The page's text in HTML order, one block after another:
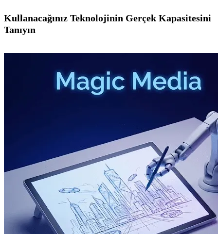
Kullanacağınız Teknolojinin Gerçek Kapasitesini
Tanıyın